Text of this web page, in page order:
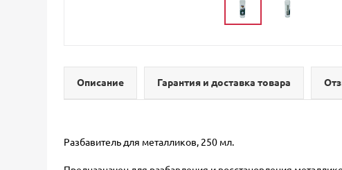
Описание Гарантия и доставка товара
Разбавитель для металликов, 250 мл.